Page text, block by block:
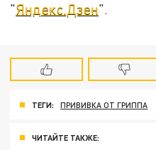
"Яндекс.Дзен".
ТЕГИ: ПРИВИВКА ОТ ГРИППА
ЧИТАЙТЕ ТАКЖЕ: